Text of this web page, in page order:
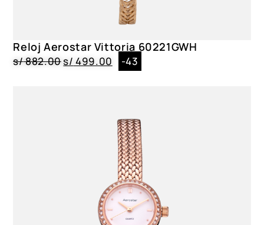
Género
Dama
Reloj Aerostar Vittoria 60221GWH
s/882.00s/ 499.00 -43